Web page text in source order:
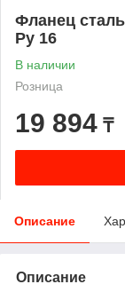
Фланец
Ру 16
В наличии
Розница
19 894 ₸
Описание
Описание